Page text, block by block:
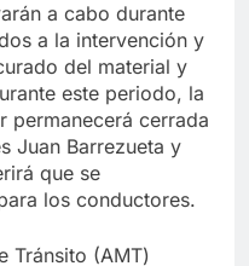
a cabo durante
a la intervención y
del material y
este periodo, la
permanecerá cerrada
Juan Barrezueta y
que se
los conductores.
Tránsito (AMT)